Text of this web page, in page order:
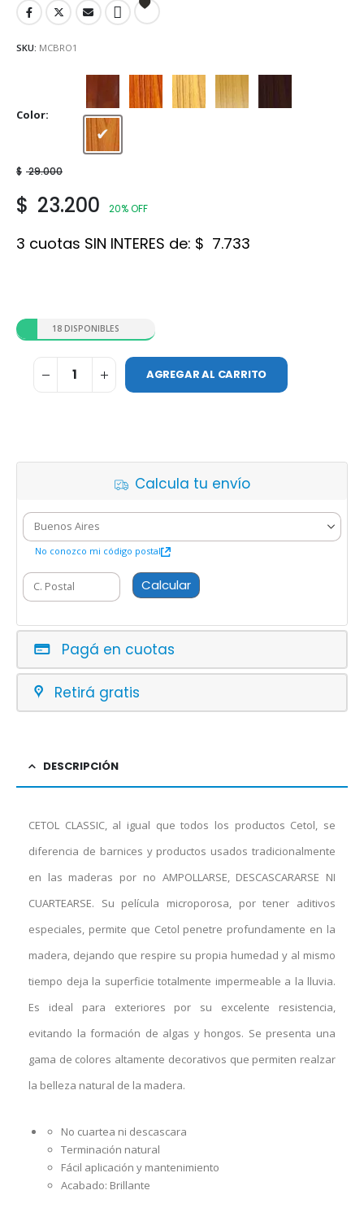
SKU: MCBRO1
Color
Caoba Cedro Cristal Natural
Roble
$ 29.000
$ 23.200 20% OFF
3 cuotas SIN INTERES de: $ 7.733
18 DISPONIBLES
AGREGAR AL CARRITO
Calcula tu envío
No conozco mi código postal
Calcular
Pagá en cuotas
Retirá gratis
DESCRIPCIÓN
CETOL CLASSIC, al igual que todos los productos Cetol, se
diferencia de barnices y productos usados tradicionalmente
en las maderas por no AMPOLLARSE, DESCASCARARSE NI
CUARTEARSE. Su película microporosa, por tener aditivos
especiales, permite que Cetol penetre profundamente en la
madera, dejando que respire su propia humedad y al mismo
tiempo deja la superficie totalmente impermeable a la lluvia.
Es ideal para exteriores por su excelente resistencia,
evitando la formación de algas y hongos. Se presenta una
gama de colores altamente decorativos que permiten realzar
la belleza natural de la madera.
No cuartea ni descascara
Terminación natural
Fácil aplicación y mantenimiento
Acabado: Brillante